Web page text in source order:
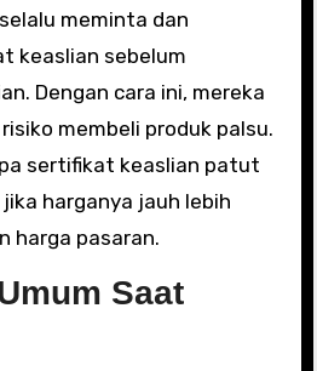
meminta dan
keaslian sebelum
Dengan cara ini, mereka
membeli produk palsu.
sertifikat keaslian patut
harganya jauh lebih
harga pasaran.
Saat